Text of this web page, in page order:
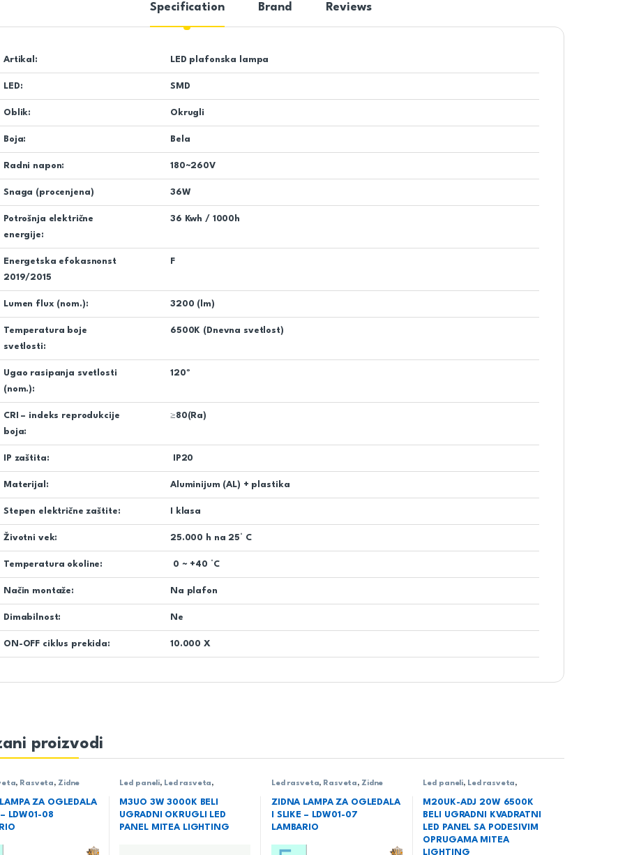
Specification Brand Reviews
Artikal: LED plafonska lampa
LED: SMD
Oblik: Okrugli
Boja: Bela
Radni napon: 180~260V
Snaga (procenjena) 36W
Potrošnja električne
energije:
36 Kwh / 1000h
Energetska efokasnonst
2019/2015
F
Lumen flux (nom.): 3200 (lm)
Temperatura boje
svetlosti:
6500K (Dnevna svetlost)
Ugao rasipanja svetlosti
(nom.):
120º
CRI – indeks reprodukcije
boja:
≥80(Ra)
IP zaštita: IP20
Materijal: Aluminijum (AL) + plastika
Stepen električne zaštite: I klasa
Životni vek: 25.000 h na 25° C
Temperatura okoline: 0 ~ +40 °C
Način montaže: Na plafon
Dimabilnost: Ne
ON-OFF ciklus prekida: 10.000 X
proizvodi
, Rasveta, Zidne
ZA OGLEDALA
– LDW01-08
Led paneli, Led rasveta,
M3UO 3W 3000K BELI
UGRADNI OKRUGLI LED
PANEL MITEA LIGHTING
Led rasveta, Rasveta, Zidne
ZIDNA LAMPA ZA OGLEDALA
I SLIKE – LDW01-07
LAMBARIO
Led paneli, Led rasveta,
M20UK-ADJ 20W 6500K
BELI UGRADNI KVADRATNI
LED PANEL SA PODESIVIM
OPRUGAMA MITEA
LIGHTING